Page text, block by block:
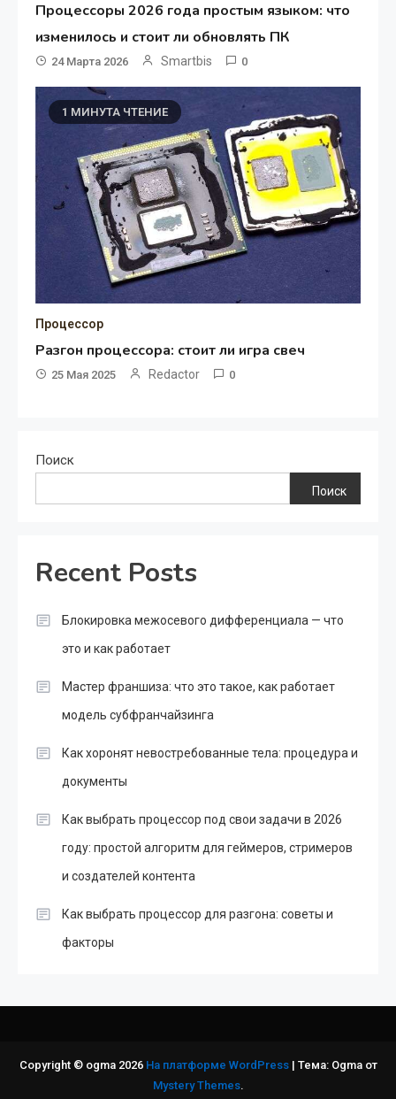
Процессоры 2026 года простым языком: что
изменилось и стоит ли обновлять ПК
24 Марта 2026 Smartbis 0
1 МИНУТА ЧТЕНИЕ
Процессор
Разгон процессора: стоит ли игра свеч
25 Мая 2025 Redactor 0
Поиск
Поиск
Recent Posts
Блокировка межосевого дифференциала — что
это и как работает
Мастер франшиза: что это такое, как работает
модель субфранчайзинга
Как хоронят невостребованные тела: процедура и
документы
Как выбрать процессор под свои задачи в 2026
году: простой алгоритм для геймеров, стримеров
и создателей контента
Как выбрать процессор для разгона: советы и
факторы
Copyright © ogma 2026 На платформе WordPress | Тема: Ogma от
Mystery Themes.